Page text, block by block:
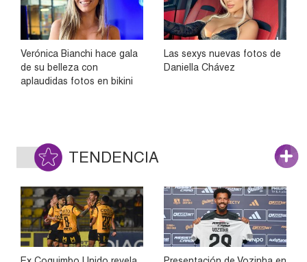
Verónica Bianchi hace gala
de su belleza con
aplaudidas fotos en bikini
Las sexys nuevas fotos de
Daniella Chávez
TENDENCIA